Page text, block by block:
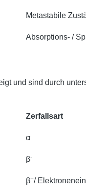
Metastabile
Absorptions- /
und sind durch
Zerfallsart
α
β-
β+/